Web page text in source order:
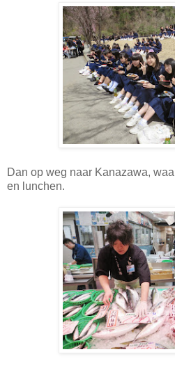
Dan op weg naar Kanazawa,
en lunchen.